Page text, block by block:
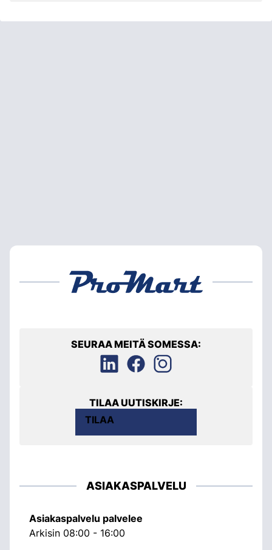
SEURAA MEITÄ SOMESSA:
TILAA UUTISKIRJE:
TILAA
ASIAKASPALVELU
Asiakaspalvelu palvelee
Arkisin 08:00 - 16:00